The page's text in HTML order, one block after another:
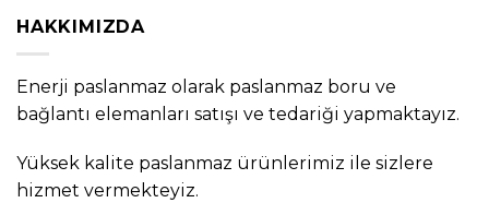
HAKKIMIZDA
Enerji paslanmaz olarak paslanmaz boru ve
bağlantı elemanları satışı ve tedariği yapmaktayız.
Yüksek kalite paslanmaz ürünlerimiz ile sizlere
hizmet vermekteyiz.